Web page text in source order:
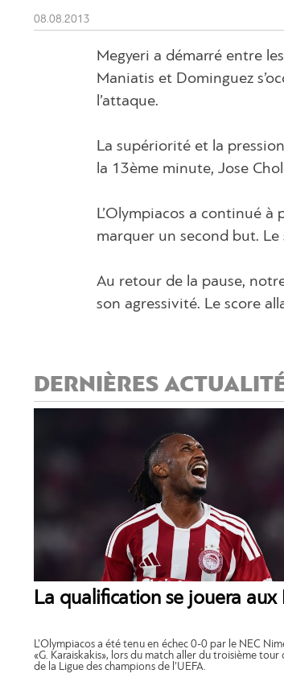
08.08.2013
Megyeri a démarré entre
Maniatis et Dominguez
l’attaque.
La supériorité et la
la 13ème minute, Jose
L’Olympiacos a continué
marquer un second but. Le
Au retour de la pause,
son agressivité. Le score
DERNIÈRES
La qualification se jouera aux
L’Olympiacos a été tenu en échec 0-0 par le NEC
«G. Karaiskakis», lors du match aller du troisième
de la Ligue des champions de l’UEFA.